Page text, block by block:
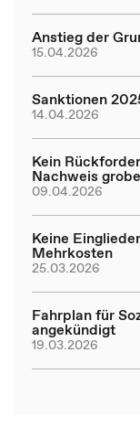
Anstieg der
15.04.2026
Sanktionen
14.04.2026
Kein
Nachweis
09.04.2026
Keine
Mehrkosten
25.03.2026
Fahrplan für
angekündigt
19.03.2026